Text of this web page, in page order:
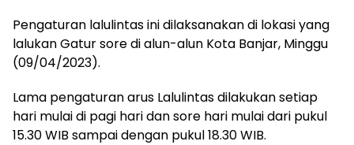
Pengaturan lalulintas ini dilaksanakan di lokasi yang
lalukan Gatur sore di alun-alun Kota Banjar, Minggu
(09/04/2023).
Lama pengaturan arus Lalulintas dilakukan setiap
hari mulai di pagi hari dan sore hari mulai dari pukul
15.30 WIB sampai dengan pukul 18.30 WIB.